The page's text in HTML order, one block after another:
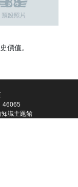
價值。
46065
識主題館